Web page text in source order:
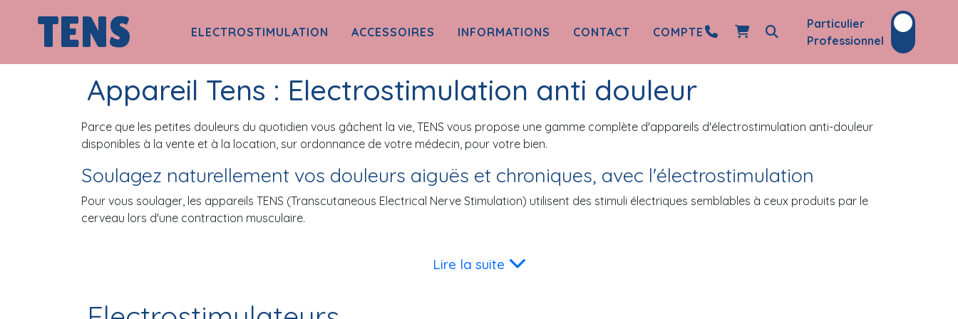
TENS ELECTROSTIMULATION ACCESSOIRES INFORMATIONS CONTACT COMPTE
Particulier
Professionnel
Appareil Tens : Electrostimulation anti douleur
Parce que les petites douleurs du quotidien vous gâchent la vie, TENS vous propose une gamme complète d'appareils d'électrostimulation anti-douleur
disponibles à la vente et à la location, sur ordonnance de votre médecin, pour votre bien.
Soulagez naturellement vos douleurs aiguës et chroniques, avec l'électrostimulation
Pour vous soulager, les appareils TENS (Transcutaneous Electrical Nerve Stimulation) utilisent des stimuli électriques semblables à ceux produits par le
cerveau lors d'une contraction musculaire.
de douleur en direction du cerveau. Utilisée en mode « endorphinique », elle contribue aussi à la libération d'endorphines, qui se caractérise par une
Donc, si vous souffrez de douleurs aiguës, cervicalgies ou de lombalgies, de douleurs articulaires et musculaires, tendinites, arthrite, déchirure… ou de
Lire la suite